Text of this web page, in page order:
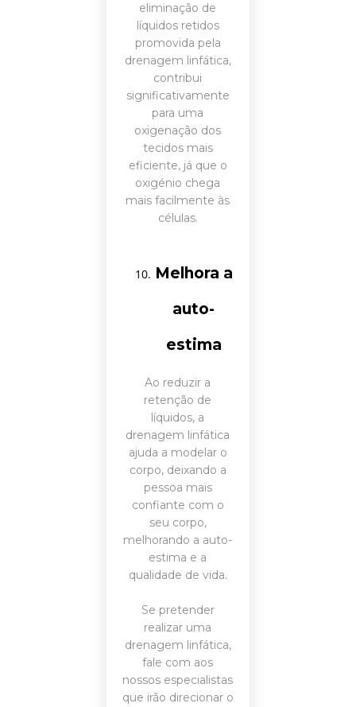
eliminação de
líquidos retidos
promovida pela
drenagem linfática,
contribui
significativamente
para uma
oxigenação dos
tecidos mais
eficiente, já que o
oxigénio chega
mais facilmente às
células.
Melhora a
auto-
estima
Ao reduzir a
retenção de
líquidos, a
drenagem linfática
ajuda a modelar o
corpo, deixando a
pessoa mais
confiante com o
seu corpo,
melhorando a auto-
estima e a
qualidade de vida.
Se pretender
realizar uma
drenagem linfática,
fale com aos
nossos especialistas
que irão direcionar o